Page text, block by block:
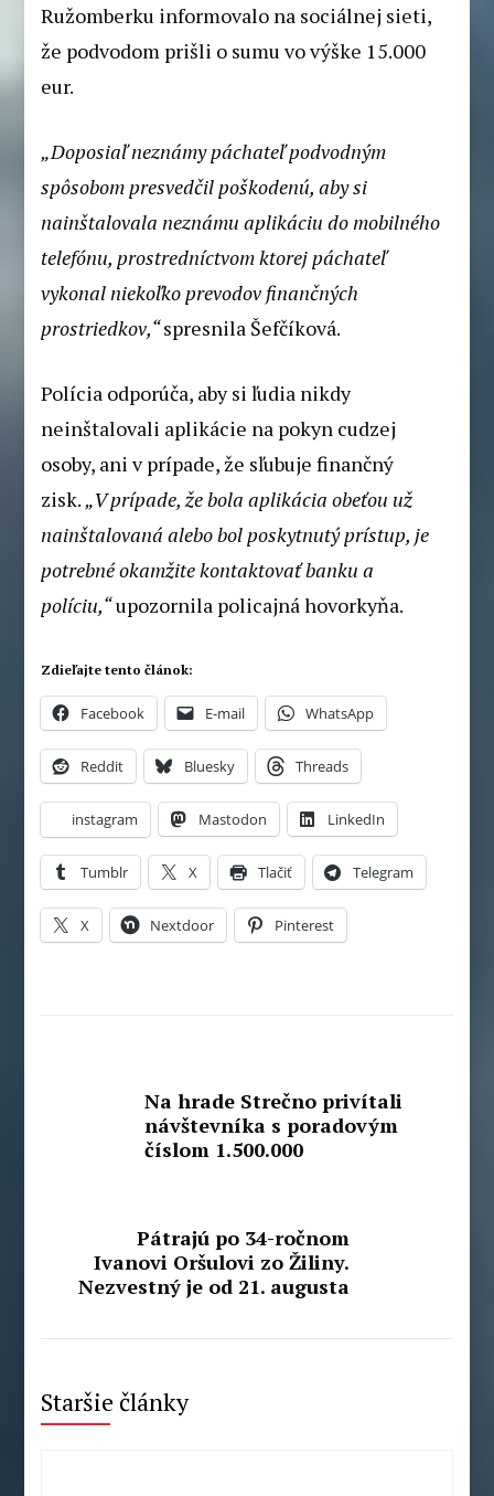
Ružomberku informovalo na sociálnej sieti,
že podvodom prišli o sumu vo výške 15.000
eur.
„Doposiaľ neznámy páchateľ podvodným
spôsobom presvedčil poškodenú, aby si
nainštalovala neznámu aplikáciu do mobilného
telefónu, prostredníctvom ktorej páchateľ
vykonal niekoľko prevodov finančných
prostriedkov,“spresnila Šefčíková.
Polícia odporúča, aby si ľudia nikdy
neinštalovali aplikácie na pokyn cudzej
osoby, ani v prípade, že sľubuje finančný
zisk. „V prípade, že bola aplikácia obeťou už
nainštalovaná alebo bol poskytnutý prístup, je
potrebné okamžite kontaktovať banku a
políciu,“upozornila policajná hovorkyňa.
Zdieľajte tento článok:
Facebook E-mail WhatsApp
Reddit Bluesky Threads
instagram Mastodon LinkedIn
Tumblr X Tlačiť Telegram
X Nextdoor Pinterest
Na hrade Strečno privítali
návštevníka s poradovým
číslom 1.500.000
Pátrajú po 34-ročnom
Ivanovi Oršulovi zo Žiliny.
Nezvestný je od 21. augusta
Staršie články